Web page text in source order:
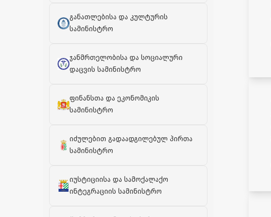
განათლებისა და კულტურის
სამინისტრო
ჯანმრთელობისა და სოციალური
დაცვის სამინისტრო
ფინანსთა და ეკონომიკის
სამინისტრო
იძულებით გადაადგილებულ პირთა
სამინისტრო
იუსტიციისა და სამოქალაქო
ინტეგრაციის სამინისტრო